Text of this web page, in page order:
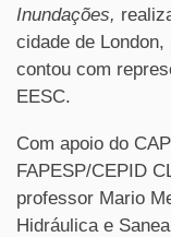
Inundações,
cidade de
contou com
EESC.
Com apoio do
FAPESP/CEPID
professor Mario
Hidráulica e